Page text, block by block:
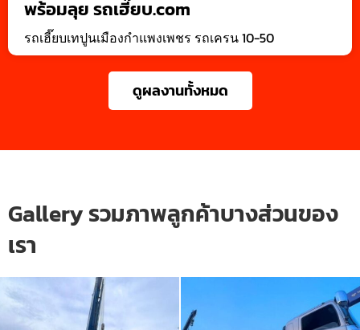
พร้อมลุย รถเฮี๊ยบ.com
รถเฮี๊ยบเทปูนเมืองกำแพงเพชร รถเครน 10-50
ดูผลงานทั้งหมด
Gallery รวมภาพลูกค้าบางส่วนของ
เรา